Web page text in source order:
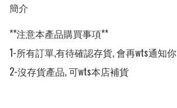
簡介
**注意本產品購買事項**
1-所有訂單,有待確認存貨, 會再wts通知你
2-沒存貨產品, 可wts本店補貨